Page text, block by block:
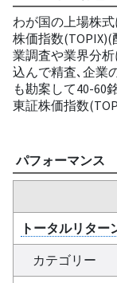
わが国の上場株
株価指数
業調査や業界分
込んで精査､企業
も勘案して40-60
東証株価指数
パフォーマンス
トータルリター
カテゴリー